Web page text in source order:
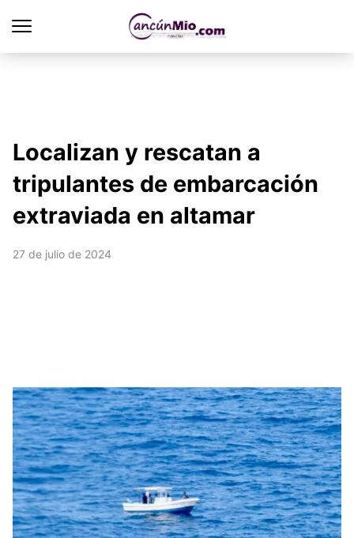
Localizan y rescatan a
tripulantes de embarcación
extraviada en altamar
27 de julio de 2024